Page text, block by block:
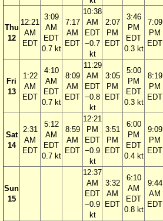
Thu
12
12:21
AM
EDT
3:09
AM
EDT
0.7 kt
7:17
AM
EDT
10:38
AM
EDT
−0.7
kt
2:07
PM
EDT
3:46
PM
EDT
0.3 kt
7:09
PM
EDT
Fri
13
1:22
AM
EDT
4:10
AM
EDT
0.7 kt
8:09
AM
EDT
11:29
AM
EDT
−0.8
kt
3:05
PM
EDT
5:00
PM
EDT
0.3 kt
8:19
PM
EDT
Sat
14
2:31
AM
EDT
5:12
AM
EDT
0.7 kt
8:59
AM
EDT
12:21
PM
EDT
−0.9
kt
3:51
PM
EDT
6:00
PM
EDT
0.4 kt
9:09
PM
EDT
Sun
15
12:37
AM
EDT
−0.9
kt
3:32
AM
EDT
6:10
AM
EDT
0.8 kt
9:44
AM
EDT